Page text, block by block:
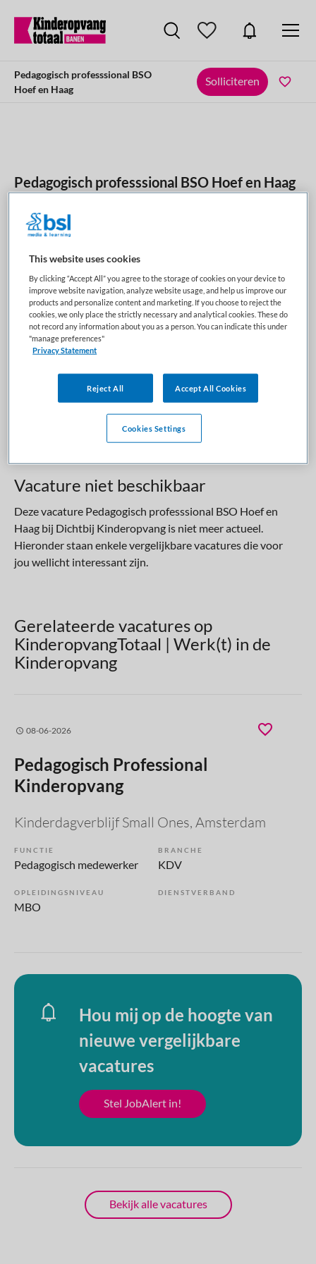
Pedagogisch professsional BSO
Hoef en Haag
Solliciteren
Pedagogisch professsional BSO Hoef en Haag
VAKGEBIED
Kinderopvang
FUNCTIE
Pedagogisch medewerker
BRANCHE
BSO
MBO
Parttime
Vacature niet beschikbaar
Deze vacature Pedagogisch professsional BSO Hoef en
Haag bij Dichtbij Kinderopvang is niet meer actueel.
Hieronder staan enkele vergelijkbare vacatures die voor
jou wellicht interessant zijn.
Gerelateerde vacatures op
KinderopvangTotaal | Werk(t) in de
Kinderopvang
08-06-2026
Pedagogisch Professional
Kinderopvang
Kinderdagverblijf Small Ones, Amsterdam
FUNCTIE
Pedagogisch medewerker
BRANCHE
KDV
OPLEIDINGSNIVEAU
MBO
DIENSTVERBAND
Hou mij op de hoogte van
nieuwe vergelijkbare
vacatures
Stel JobAlert in!
Bekijk alle vacatures
This website uses cookies
By clicking “Accept All” you agree to the storage of cookies on your device to
improve website navigation, analyze website usage, and help us improve our
products and personalize content and marketing. If you choose to reject the
cookies, we only place the strictly necessary and analytical cookies. These do
not record any information about you as a person. You can indicate this under
"manage preferences"
Privacy Statement
Reject All Accept All Cookies
Cookies Settings